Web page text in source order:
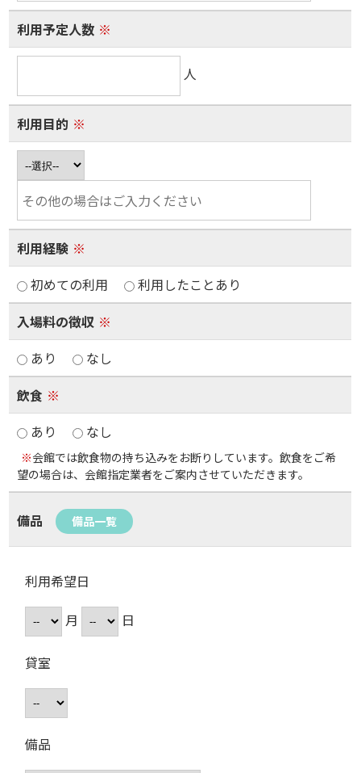
利用予定人数 ※
人
利用目的 ※
利用経験 ※
初めての利用
利用したことあり
入場料の徴収 ※
あり
なし
飲食 ※
あり
なし
※会館では飲食物の持ち込みをお断りしています。飲食をご希
望の場合は、会館指定業者をご案内させていただきます。
備品 備品一覧
利用希望日
月
日
貸室
備品